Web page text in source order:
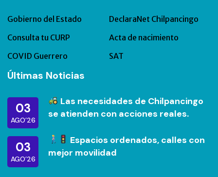
Gobierno del Estado
DeclaraNet Chilpancingo
Consulta tu CURP
Acta de nacimiento
COVID Guerrero
SAT
Últimas Noticias
03
AGO’26
Las necesidades de Chilpancingo
se atienden con acciones reales.
03
AGO’26
Espacios ordenados, calles con
mejor movilidad